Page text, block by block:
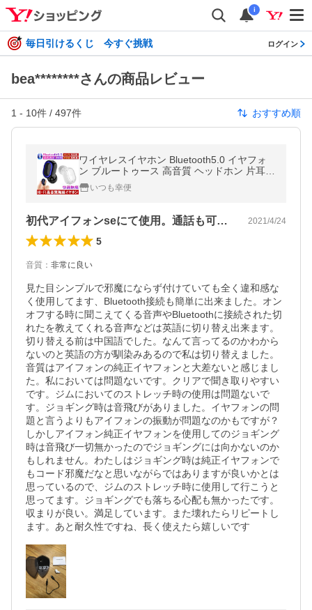
i
毎日引けるくじ 今すぐ挑戦 ログイン
bea********さんの商品レビュー
1 - 10件 / 497件 おすすめ順
ワイヤレスイヤホン Bluetooth5.0 イヤフォ
ン ブルートゥース 高音質 ヘッドホン 片耳
カナル型 ハンズフリー通話
いつも幸便
初代アイフォンseにて使用。通話も可能。 2021/4/24
5
音質 ： 非常に良い
見た目シンプルで邪魔にならず付けていても全く違和感な
く使用してます、Bluetooth接続も簡単に出来ました。オン
オフする時に聞こえてくる音声やBluetoothに接続された切
れたを教えてくれる音声などは英語に切り替え出来ます。
切り替える前は中国語でした。なんて言ってるのかわから
ないのと英語の方が馴染みあるので私は切り替えました。
音質はアイフォンの純正イヤフォンと大差ないと感じまし
た。私においては問題ないです。クリアで聞き取りやすい
です。ジムにおいてのストレッチ時の使用は問題ないで
す。ジョギング時は音飛びがありました。イヤフォンの問
題と言うよりもアイフォンの振動が問題なのかもですが？
しかしアイフォン純正イヤフォンを使用してのジョギング
時は音飛び一切無かったのでジョギングには向かないのか
もしれません。わたしはジョギング時は純正イヤフォンで
もコード邪魔だなと思いながらではありますが良いかとは
思っているので、ジムのストレッチ時に使用して行こうと
思ってます。ジョギングでも落ちる心配も無かったです。
収まりが良い。満足しています。また壊れたらリピートし
ます。あと耐久性ですね、長く使えたら嬉しいです